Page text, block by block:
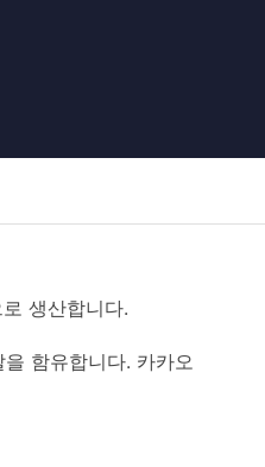
생산합니다.
함유합니다. 카카오